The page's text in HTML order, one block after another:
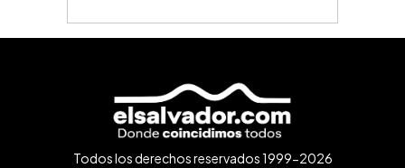
Todos los derechos reservados 1999-2026